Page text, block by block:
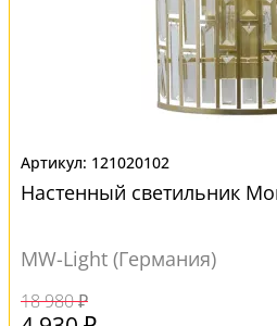
121020102
Настенный светильник
MW-Light (Германия)
18 980 ₽